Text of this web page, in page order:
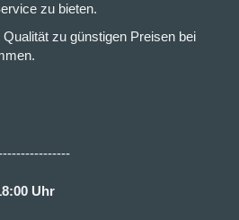
zu bieten.
zu günstigen Preisen bei
Uhr